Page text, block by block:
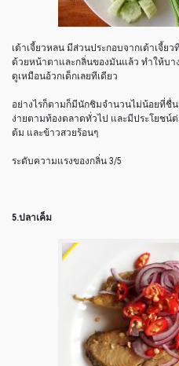
เต้าเจี้ยวหลน มีส่วนประกอบจากเต้าเจี้ย
ด้วยหน้าตาและกลิ่นของมันแล้ว ทำให้บ
ดูเหมือนอ้วกเด็กเลยทีเดียว
อย่างไรก็ตามก็มีนักชิมจำนวนไม่น้อยที่ชื่
ง่ายตามท้องตลาดทั่วไป และมีประโยชน์
ต้ม และข้าวสวยร้อนๆ
ระดับความแรงของกลิ่น 3/5
5.ปลาเค็ม